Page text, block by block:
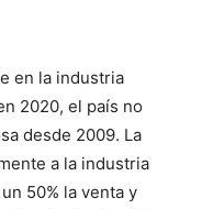
en la industria
2020, el país no
desde 2009. La
a la industria
50% la venta y